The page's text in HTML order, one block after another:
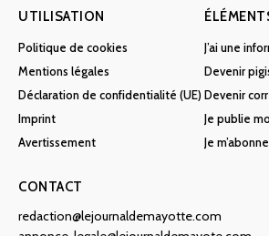
UTILISATION
Politique de cookies
Mentions légales
Déclaration de confidentialité (UE)
Imprint
Avertissement
J’ai une
Devenir
Devenir
Je publie
Je m’abonne
CONTACT
redaction@lejournaldemayotte.com